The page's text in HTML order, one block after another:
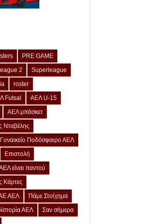
PRE GAME
2
Superleague
roster
Futsal
ΑΕΛ U-15
ΑΕΛ μπάσκετ
Νταβέλης
Γυναικείο Ποδόσφαιρο ΑΕΛ
Επιστολή
είναι παντού
Κάρτες
ΑΕΛ
Πάμε Στοίχημα
ΑΕΛ
Σαν σήμερα